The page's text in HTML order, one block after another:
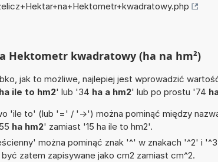
Hektometr kwadratowy (ha na hm²)
jak to możliwe, najlepiej jest wprowadzić
ha ile to hm2' lub '34 ha a hm2' lub po prostu '74
'ile to' (lub '=' / '->') można pominąć między
ha hm2' zamiast '15 ha ile to hm2'.
można pominąć znak '^' w znakach '^2' i
zatem zapisywane jako cm2 zamiast cm^2.